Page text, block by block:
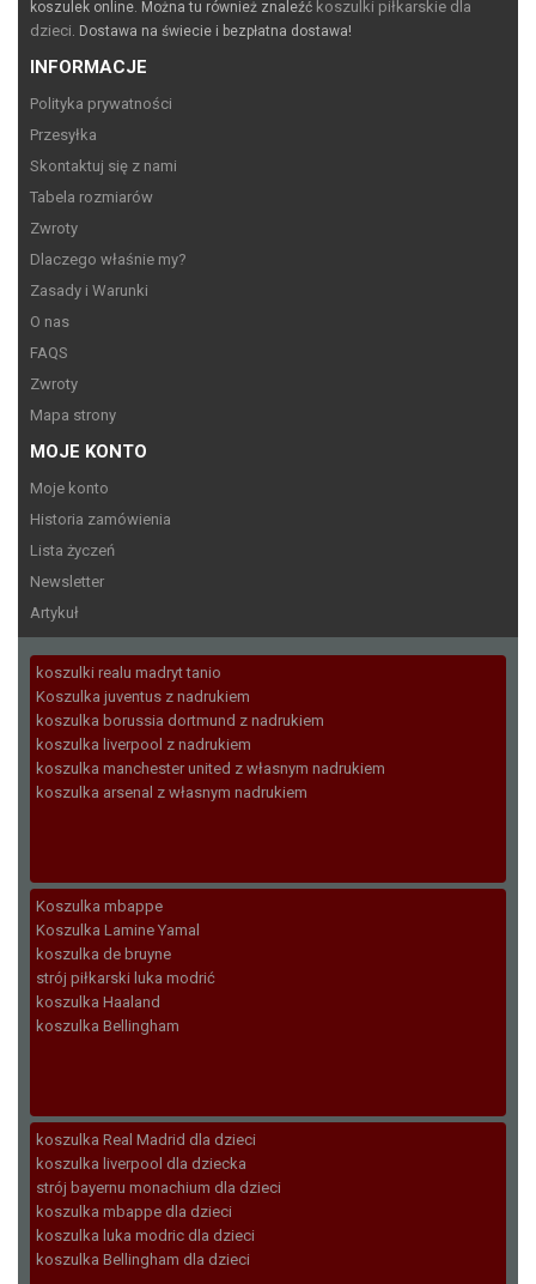
koszulek online. Można tu również znaleźć koszulki piłkarskie dla
dzieci . Dostawa na świecie i bezpłatna dostawa!
INFORMACJE
Polityka prywatności
Przesyłka
Skontaktuj się z nami
Tabela rozmiarów
Zwroty
Dlaczego właśnie my?
Zasady i Warunki
O nas
FAQS
Zwroty
Mapa strony
MOJE KONTO
Moje konto
Historia zamówienia
Lista życzeń
Newsletter
Artykuł
koszulki realu madryt tanio
Koszulka juventus z nadrukiem
koszulka borussia dortmund z nadrukiem
koszulka liverpool z nadrukiem
koszulka manchester united z własnym nadrukiem
koszulka arsenal z własnym nadrukiem
Koszulka mbappe
Koszulka Lamine Yamal
koszulka de bruyne
strój piłkarski luka modrić
koszulka Haaland
koszulka Bellingham
koszulka Real Madrid dla dzieci
koszulka liverpool dla dziecka
strój bayernu monachium dla dzieci
koszulka mbappe dla dzieci
koszulka luka modric dla dzieci
koszulka Bellingham dla dzieci